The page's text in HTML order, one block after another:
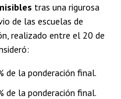
tras una rigurosa
de las escuelas de
realizado entre el 20 de
de la ponderación final.
de la ponderación final.